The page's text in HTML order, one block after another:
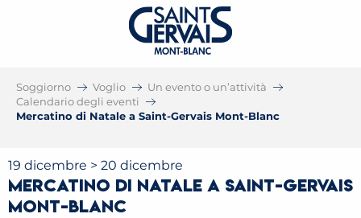
Soggiorno Voglio
Un evento o un’attività
Calendario degli eventi
Mercatino di Natale a Saint-Gervais Mont-Blanc
19 dicembre > 20 dicembre
Mercatino di Natale a Saint-Gervais
Mont-Blanc